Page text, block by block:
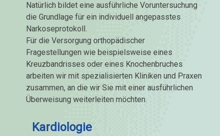
Natürlich bildet eine ausführliche Voruntersuchung
die Grundlage für ein individuell angepasstes
Narkoseprotokoll.
Für die Versorgung orthopädischer
Fragestellungen wie beispielsweise eines
Kreuzbandrisses oder eines Knochenbruches
arbeiten wir mit spezialisierten Kliniken und Praxen
zusammen, an die wir Sie mit einer ausführlichen
Überweisung weiterleiten möchten.
Kardiologie